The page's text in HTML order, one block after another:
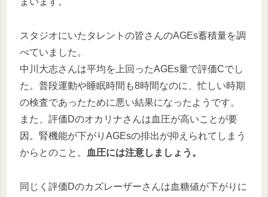
スタジオにいたタレントの皆さんのAGEs蓄積量を調
べていました。
中川大志さんは平均を上回ったAGEs量で評価Cでし
た。普段運動や睡眠時間も8時間なのに、忙しい時期
の検査であったために悪い結果になったようです。
また、評価Dのオカリナさんは血圧が高いことが要
因。腎機能が下がりAGEsの排出が抑えられてしまう
からとのこと。
血圧には注意しましょう。
同じく評価Dのカズレーザーさんは血糖値が下がりに